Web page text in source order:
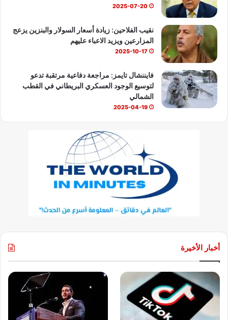
2025-07-20
نقيب الفلاحين: زيادة أسعار السولار والبنزين يزعج
المزارعين ويزيد الاعباء عليهم
2025-10-17
فايننشال تايمز: مراجعة دفاعية مرتقبة تدعو
لتوسيع الوجود العسكري البريطاني في القطب
الشمالي
2025-04-19
أخبار الأخيرة